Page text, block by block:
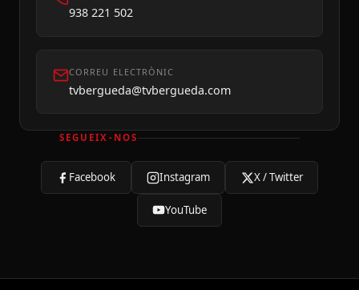
938 221 502
CORREU ELECTRÒNIC
tvbergueda@tvbergueda.com
SEGUEIX-NOS
Facebook Instagram X / Twitter
YouTube